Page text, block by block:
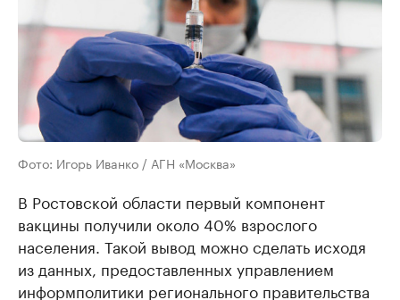
Фото: Игорь Иванко / АГН «Москва»
В Ростовской области первый компонент
вакцины получили около 40% взрослого
населения. Такой вывод можно сделать исходя
из данных, предоставленных управлением
информполитики регионального правительства